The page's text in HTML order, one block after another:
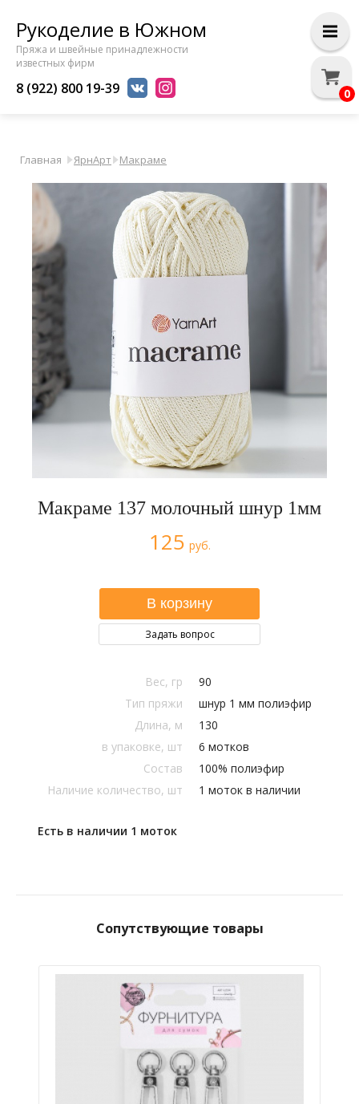
Рукоделие в Южном
Пряжа и швейные принадлежности
известных фирм
8 (922) 800 19-39
Главная ЯрнАрт Макраме
Макраме 137 молочный шнур 1мм
125 руб.
Задать вопрос
Вес, гр
90
Тип пряжи
шнур 1 мм полиэфир
Длина, м
130
в упаковке, шт
6 мотков
Состав
100% полиэфир
Наличие количество, шт
1 моток в наличии
Есть в наличии 1 моток
Сопутствующие товары
0